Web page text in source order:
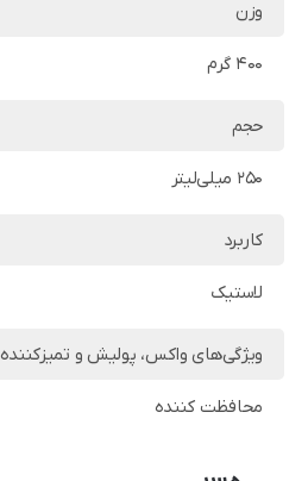
وزن
400 گرم
حجم
250 میلی‌لیتر
کاربرد
لاستیک
ویژگی‌های واکس، پولیش و تمیزکننده
محافظت کننده